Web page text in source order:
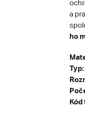
a
ho
Typ:
Kód